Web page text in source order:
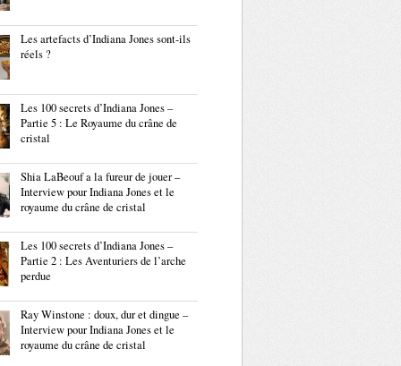
Les artefacts d’Indiana Jones sont-ils
réels ?
Les 100 secrets d’Indiana Jones –
Partie 5 : Le Royaume du crâne de
cristal
Shia LaBeouf a la fureur de jouer –
Interview pour Indiana Jones et le
royaume du crâne de cristal
Les 100 secrets d’Indiana Jones –
Partie 2 : Les Aventuriers de l’arche
perdue
Ray Winstone : doux, dur et dingue –
Interview pour Indiana Jones et le
royaume du crâne de cristal